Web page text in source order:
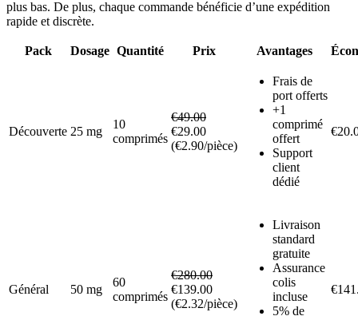
plus bas. De plus, chaque commande bénéficie d’une expédition
rapide et discrète.
Pack Dosage Quantité Prix Avantages
Découverte 25 mg
10
comprimés
€49.00
€29.00
(€2.90/pièce)
Frais de
port offerts
+1
comprimé
offert
Support
client
dédié
Général 50 mg
60
comprimés
€280.00
€139.00
(€2.32/pièce)
Livraison
standard
gratuite
Assurance
colis
incluse
5% de